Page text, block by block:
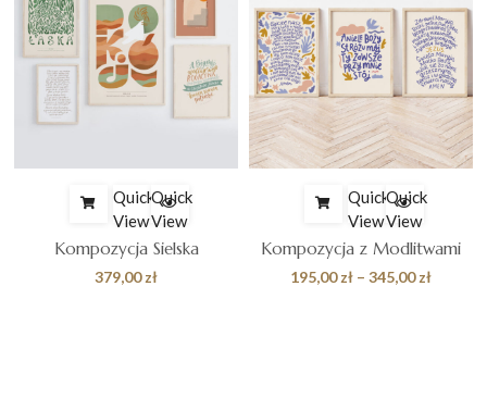
Quick
View
Quick
View
Kompozycja Sielska
379,00zł
Quick
View
Quick
View
Kompozycja z Modlitwami
195,00zł – 345,00złZakres